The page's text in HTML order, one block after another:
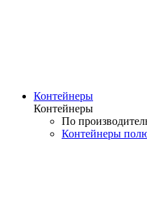
Контейнеры
Контейнеры
По
Контейнеры